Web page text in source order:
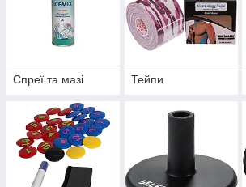
Спреї та мазі Тейпи